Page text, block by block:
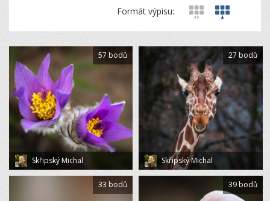
Formát výpisu:
Skřipský Michal
57 bodů
Skřipský Michal
27 bodů
33 bodů 39 bodů